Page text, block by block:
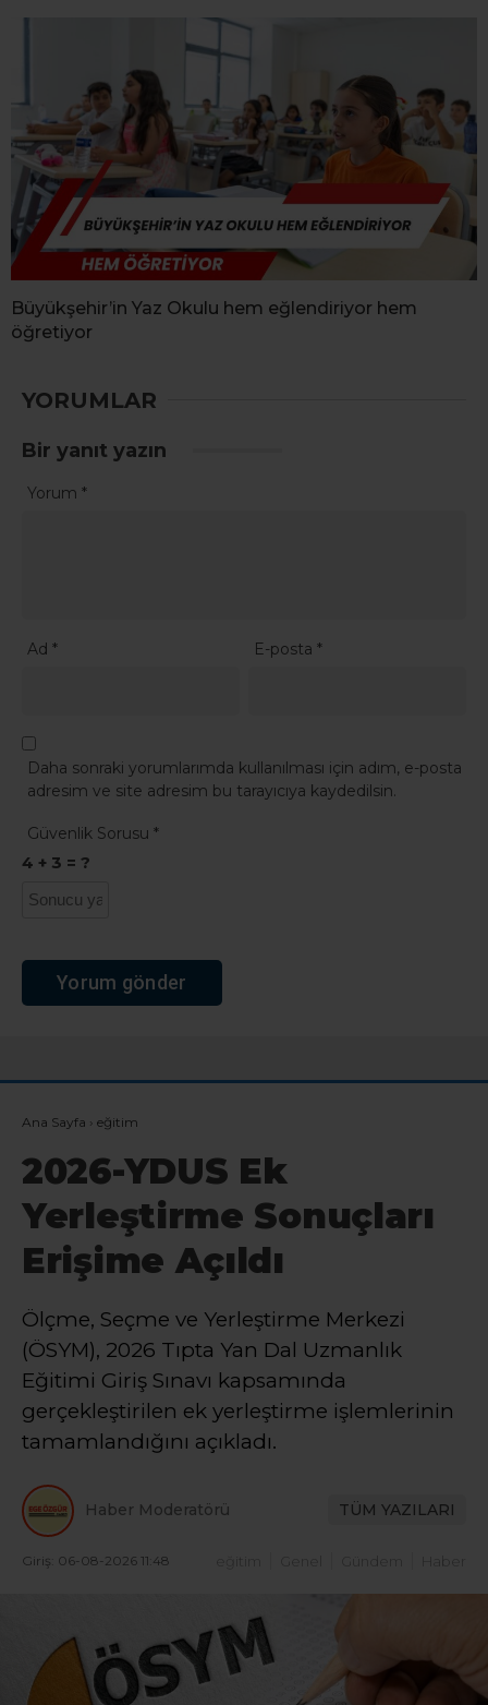
Büyükşehir’in Yaz Okulu hem eğlendiriyor hem
öğretiyor
YORUMLAR
Bir yanıt yazın
Yorum *
Ad * E-posta*
Daha sonraki yorumlarımda kullanılması için adım, e-posta
adresim ve site adresim bu tarayıcıya kaydedilsin.
Güvenlik Sorusu *
4 + 3 = ?
Ana Sayfa › eğitim
2026-YDUS Ek
Yerleştirme Sonuçları
Erişime Açıldı
Ölçme, Seçme ve Yerleştirme Merkezi
(ÖSYM), 2026 Tıpta Yan Dal Uzmanlık
Eğitimi Giriş Sınavı kapsamında
gerçekleştirilen ek yerleştirme işlemlerinin
tamamlandığını açıkladı.
Haber Moderatörü TÜM YAZILARI
Giriş: 06-08-2026 11:48 eğitim Gündem Haber